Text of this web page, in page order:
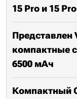
15 Pro и 15
Представлен
компактные
6500 мАч
Компактный